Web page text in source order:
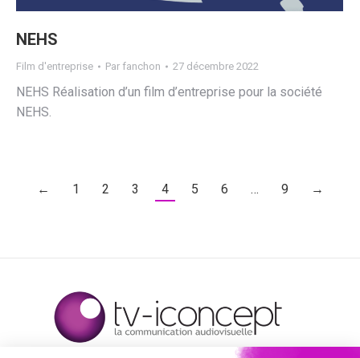
NEHS
Film d'entreprise Par fanchon 27 décembre 2022
NEHS Réalisation d’un film d’entreprise pour la société
NEHS.
← 1 2 3 4 5 6 … 9 →